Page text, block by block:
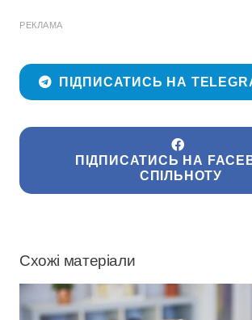
РЕКЛАМА
ПІДПИСАТИСЬ НА
ПІДПИСАТИСЬ НА
СПІЛЬНОТУ
Схожі матеріали